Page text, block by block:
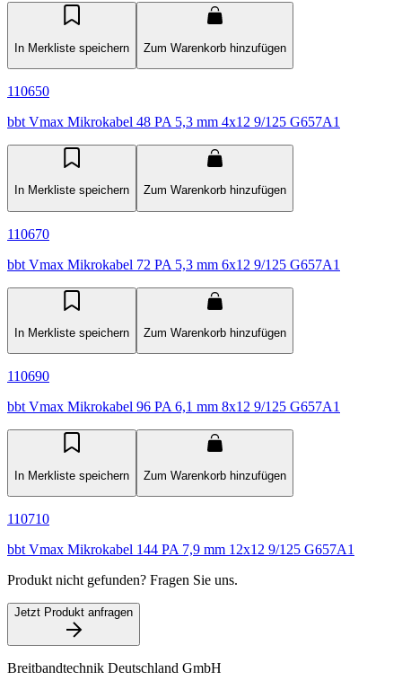
In Merkliste speichern Zum Warenkorb hinzufügen
110650
bbt Vmax Mikrokabel 48 PA 5,3 mm 4x12 9/125 G657A1
In Merkliste speichern Zum Warenkorb hinzufügen
110670
bbt Vmax Mikrokabel 72 PA 5,3 mm 6x12 9/125 G657A1
In Merkliste speichern Zum Warenkorb hinzufügen
110690
bbt Vmax Mikrokabel 96 PA 6,1 mm 8x12 9/125 G657A1
In Merkliste speichern Zum Warenkorb hinzufügen
110710
bbt Vmax Mikrokabel 144 PA 7,9 mm 12x12 9/125 G657A1
Produkt nicht gefunden? Fragen Sie uns.
Jetzt Produkt anfragen
Breitbandtechnik Deutschland GmbH